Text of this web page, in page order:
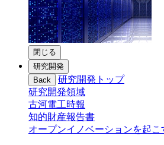
閉じる
研究開発
Back
研究開発トップ
研究開発領域
古河電工時報
知的財産報告書
オープンイノベーションを起こ